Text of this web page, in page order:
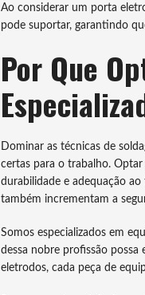
Ao considerar um porta
pode suportar, garantindo
Por Que
Dominar as técnicas de
certas para o trabalho.
durabilidade e adequação
também incrementam a
Somos especializados em
dessa nobre profissão
eletrodos, cada peça de